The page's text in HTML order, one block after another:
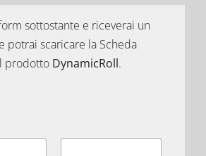
sottostante e riceverai un
potrai scaricare la Scheda
prodotto DynamicRoll.